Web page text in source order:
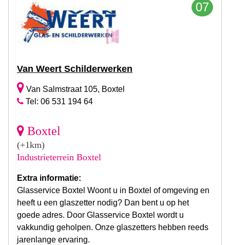
07
Van Weert Schilderwerken
Van Salmstraat 105, Boxtel
Tel: 06 531 194 64
Boxtel
(+1km)
Industrieterrein Boxtel
Extra informatie:
Glasservice Boxtel Woont u in Boxtel of omgeving en
heeft u een glaszetter nodig? Dan bent u op het
goede adres. Door Glasservice Boxtel wordt u
vakkundig geholpen. Onze glaszetters hebben reeds
jarenlange ervaring.